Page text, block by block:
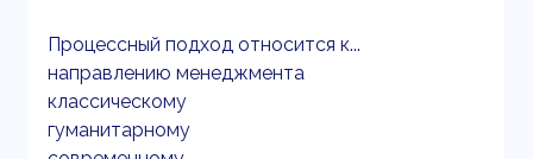
Процессный подход относится к...
направлению менеджмента
классическому
гуманитарному